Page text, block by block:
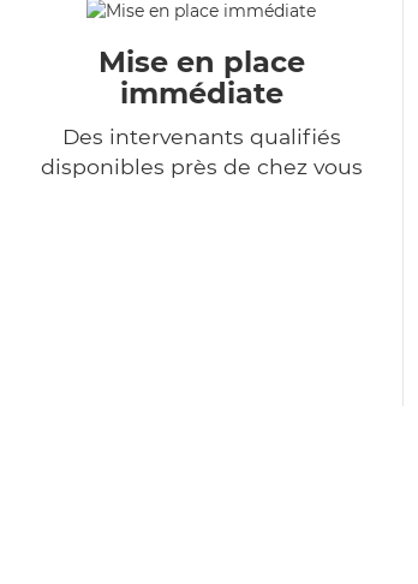
Mise en place
immédiate
Des intervenants qualifiés
disponibles près de chez vous